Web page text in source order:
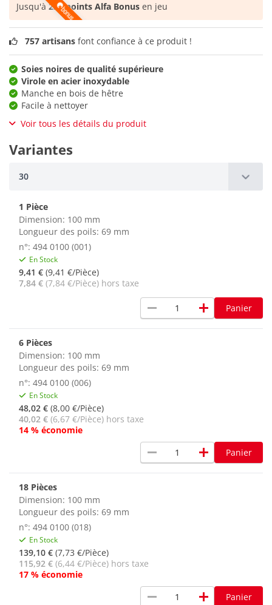
Jusqu'à223 points Alfa Bonus en jeu
757 artisans font confiance à ce produit !
Soies noires de qualité supérieure
Virole en acier inoxydable
Manche en bois de hêtre
Facile à nettoyer
Voir tous les détails du produit
Variantes
30
1 Pièce
Dimension: 100 mm
Longueur des poils: 69 mm
n°: 494 0100 (001)
En Stock
9,41 € (9,41 €/Pièce)
7,84 € (7,84 €/Pièce) hors taxe
remove add Panier
6 Pièces
Dimension: 100 mm
Longueur des poils: 69 mm
n°: 494 0100 (006)
En Stock
48,02 € (8,00 €/Pièce)
40,02 € (6,67 €/Pièce) hors taxe
14 % économie
remove add Panier
18 Pièces
Dimension: 100 mm
Longueur des poils: 69 mm
n°: 494 0100 (018)
En Stock
139,10 € (7,73 €/Pièce)
115,92 € (6,44 €/Pièce) hors taxe
17 % économie
remove add Panier